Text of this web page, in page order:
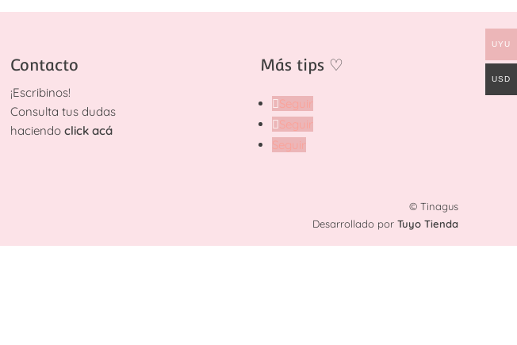
Contacto
¡Escribinos!
Consulta tus dudas
haciendo click acá
Más tips ♡
Seguir
Seguir
Seguir
© Tinagus
Desarrollado porTuyo Tienda
UYU
USD